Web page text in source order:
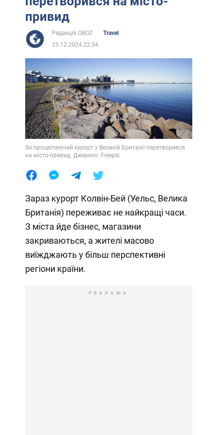
привид
Редакція OBOZ
Travel
25.12.2024 22:34
Як процвітаючий курорт у Великій Британії перетворився
на місто-привид. Джерело: Freepik
Зараз курорт Колвін-Бей (Уельс, Велика
Британія) переживає не найкращі часи.
З міста йде бізнес, магазини
закриваються, а жителі масово
виїжджають у більш перспективні
регіони країни.
РЕКЛАМА